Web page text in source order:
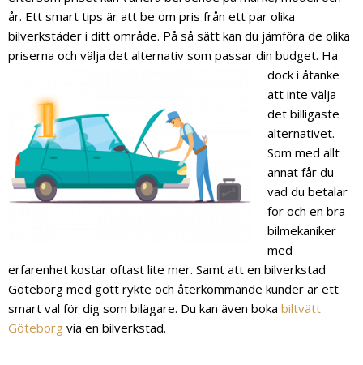
år. Ett smart tips är att be om pris från ett par olika
bilverkstäder i ditt område. På så sätt kan du jämföra de olika
priserna och välja det alternativ som passar din budget. Ha
dock i åtanke
att inte välja
det billigaste
alternativet.
Som med allt
annat får du
vad du betalar
för och en bra
bilmekaniker
med
erfarenhet kostar oftast lite mer. Samt att en bilverkstad
Göteborg med gott rykte och återkommande kunder är ett
smart val för dig som bilägare. Du kan även boka biltvätt
Göteborg via en bilverkstad.